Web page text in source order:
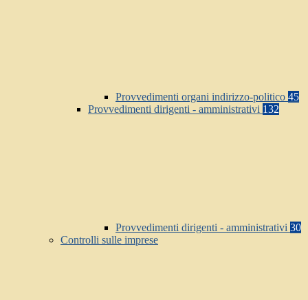
Provvedimenti organi indirizzo-politico 45
Provvedimenti dirigenti - amministrativi 132
Provvedimenti dirigenti - amministrativi 30
Controlli sulle imprese